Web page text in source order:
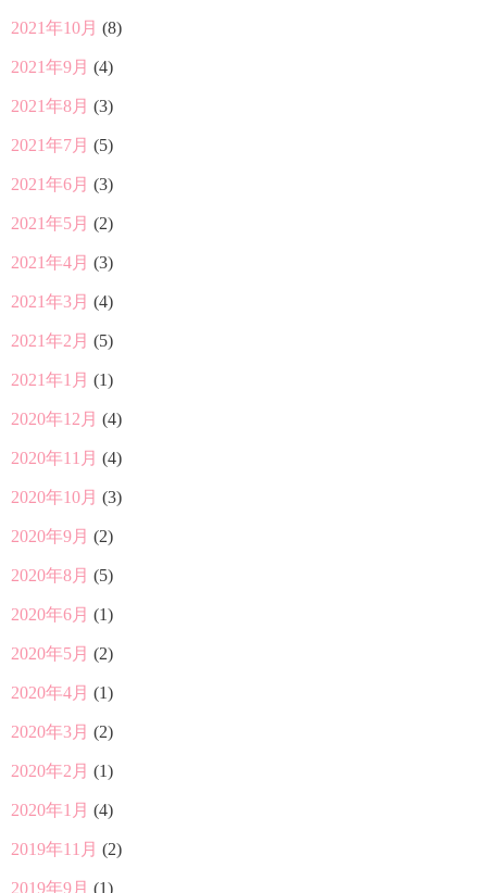
2021年10月 (8)
2021年9月 (4)
2021年8月 (3)
2021年7月 (5)
2021年6月 (3)
2021年5月 (2)
2021年4月 (3)
2021年3月 (4)
2021年2月 (5)
2021年1月 (1)
2020年12月 (4)
2020年11月 (4)
2020年10月 (3)
2020年9月 (2)
2020年8月 (5)
2020年6月 (1)
2020年5月 (2)
2020年4月 (1)
2020年3月 (2)
2020年2月 (1)
2020年1月 (4)
2019年11月 (2)
2019年9月 (1)